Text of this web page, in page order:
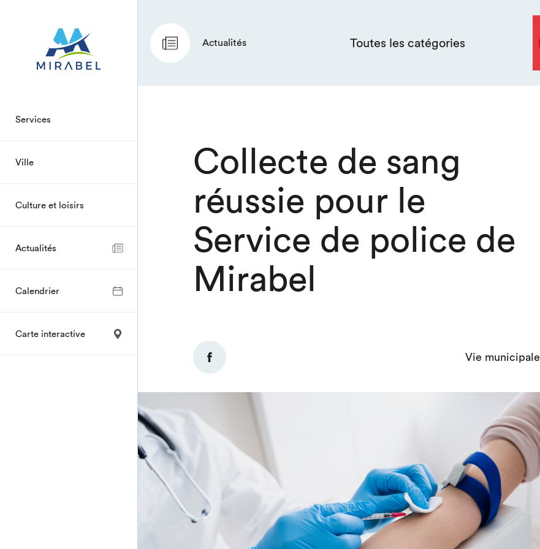
Services
Ville
Culture et loisirs
Actualités
Calendrier
Carte interactive
Actualités Toutes les catégories
Collecte de sang
réussie pour le
Service de police de
Mirabel
Vie municipale